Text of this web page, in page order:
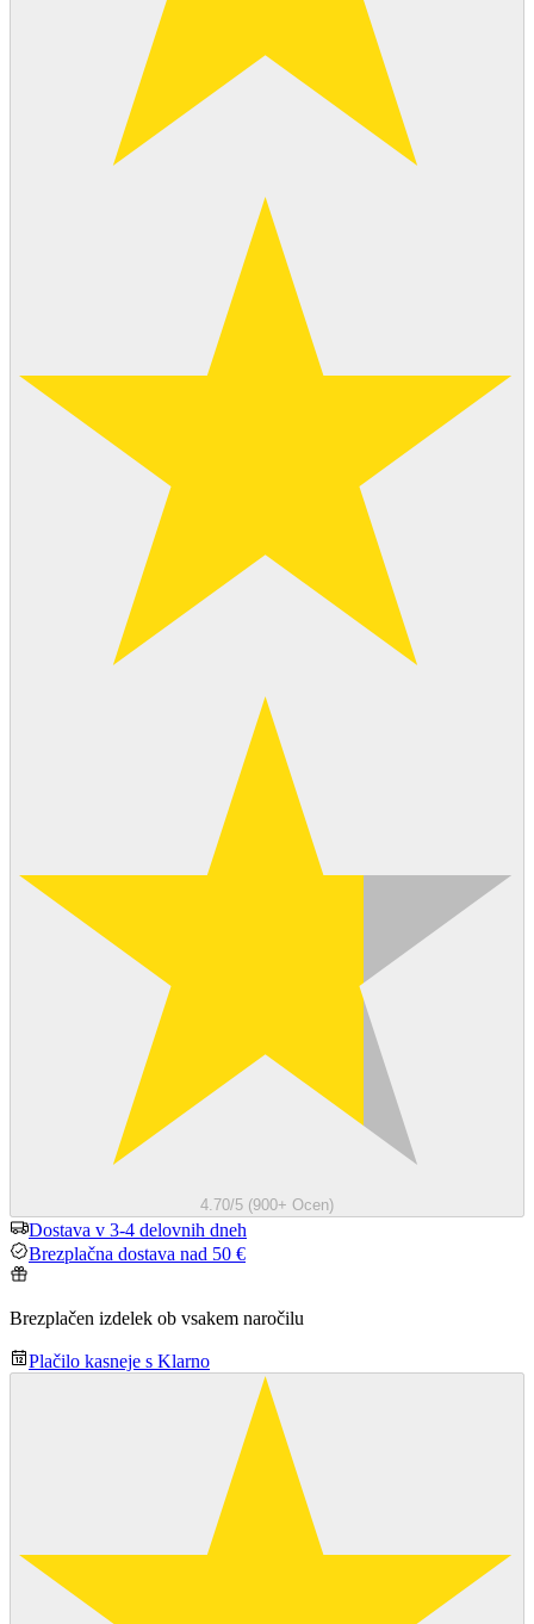
4.70/5 (900+ Ocen)
Dostava v 3-4 delovnih dneh
Brezplačna dostava nad 50 €
Brezplačen izdelek ob vsakem naročilu
Plačilo kasneje s Klarno